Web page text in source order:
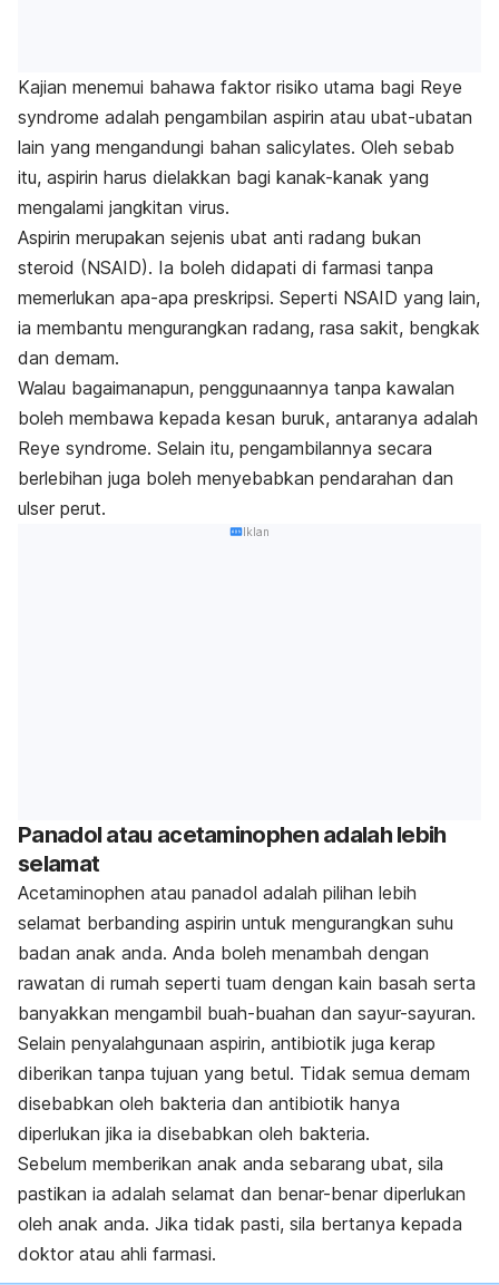
Kajian menemui bahawa faktor risiko utama bagi Reye
syndrome adalah pengambilan aspirin atau ubat-ubatan
lain yang mengandungi bahan salicylates. Oleh sebab
itu, aspirin harus dielakkan bagi kanak-kanak yang
mengalami jangkitan virus.
Aspirin merupakan sejenis ubat anti radang bukan
steroid (NSAID). Ia boleh didapati di farmasi tanpa
memerlukan apa-apa preskripsi. Seperti NSAID yang lain,
ia membantu mengurangkan radang, rasa sakit, bengkak
dan demam.
Walau bagaimanapun, penggunaannya tanpa kawalan
boleh membawa kepada kesan buruk, antaranya adalah
Reye syndrome. Selain itu, pengambilannya secara
berlebihan juga boleh menyebabkan pendarahan dan
ulser perut.
Iklan
Panadol atau acetaminophen adalah lebih
selamat
Acetaminophen atau panadol adalah pilihan lebih
selamat berbanding aspirin untuk mengurangkan suhu
badan anak anda. Anda boleh menambah dengan
rawatan di rumah seperti tuam dengan kain basah serta
banyakkan mengambil buah-buahan dan sayur-sayuran.
Selain penyalahgunaan aspirin, antibiotik juga kerap
diberikan tanpa tujuan yang betul. Tidak semua demam
disebabkan oleh bakteria dan antibiotik hanya
diperlukan jika ia disebabkan oleh bakteria.
Sebelum memberikan anak anda sebarang ubat, sila
pastikan ia adalah selamat dan benar-benar diperlukan
oleh anak anda. Jika tidak pasti, sila bertanya kepada
doktor atau ahli farmasi.